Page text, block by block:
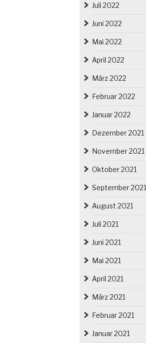
Juli 2022
Juni 2022
Mai 2022
April 2022
März 2022
Februar 2022
Januar 2022
Dezember 2021
November 2021
Oktober 2021
September 2021
August 2021
Juli 2021
Juni 2021
Mai 2021
April 2021
März 2021
Februar 2021
Januar 2021